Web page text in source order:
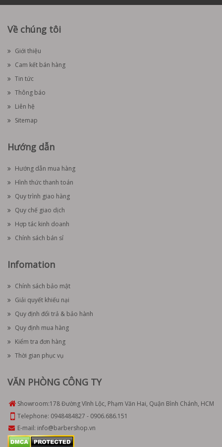
Về chúng tôi
Giới thiệu
Cam kết bán hàng
Tin tức
Thông báo
Liên hệ
Sitemap
Hướng dẫn
Hướng dẫn mua hàng
Hình thức thanh toán
Quy trình giao hàng
Quy chế giao dịch
Hợp tác kinh doanh
Chính sách bán sỉ
Infomation
Chính sách bảo mật
Giải quyết khiếu nại
Quy định đổi trả & bảo hành
Quy định mua hàng
Kiểm tra đơn hàng
Thời gian phục vụ
VĂN PHÒNG CÔNG TY
Showroom:178 Đường Vĩnh Lộc, Phạm Văn Hai, Quận Bình Chánh, HCM
Telephone: 0948484827 - 0906.686.151
E-mail: info@barbershop.vn